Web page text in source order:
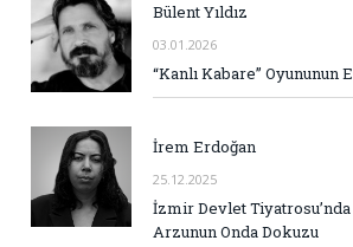
Bülent Yıldız
03.01.2026
“Kanlı Kabare” Oyununun
İrem Erdoğan
25.12.2025
İzmir Devlet
Arzunun Onda Dokuzu